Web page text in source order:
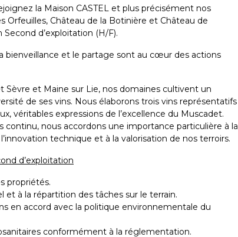
la Maison CASTEL et plus précisément nos
Orfeuilles, Château de la Botinière et Château de
d’exploitation (H/F).
bienveillance et le partage sont au cœur des actions
Sèvre et Maine sur Lie, nos domaines cultivent un
de ses vins. Nous élaborons trois vins représentatifs
véritables expressions de l’excellence du Muscadet.
continu, nous accordons une importance particulière à la
technique et à la valorisation de nos terroirs.
d’exploitation
propriétés.
et à la répartition des tâches sur le terrain.
en accord avec la politique environnementale du
conformément à la réglementation.